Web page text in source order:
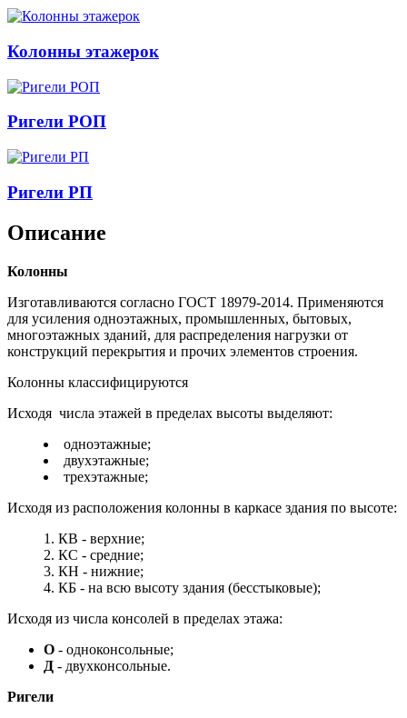
Колонны этажерок
Ригели РОП
Ригели РП
Описание
Колонны
Изготавливаются согласно ГОСТ 18979-2014. Применяются
для усиления одноэтажных, промышленных, бытовых,
многоэтажных зданий, для распределения нагрузки от
конструкций перекрытия и прочих элементов строения.
Колонны классифицируются
Исходя числа этажей в пределах высоты выделяют:
одноэтажные;
двухэтажные;
трехэтажные;
Исходя из расположения колонны в каркасе здания по высоте:
КВ - верхние;
КС - средние;
КН - нижние;
КБ - на всю высоту здания (бесстыковые);
Исходя из числа консолей в пределах этажа:
О - одноконсольные;
Д - двухконсольные.
Ригели